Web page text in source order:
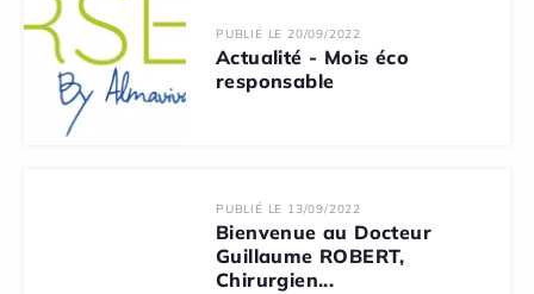
PUBLIÉ LE 20/09/2022
Actualité - Mois éco
responsable
PUBLIÉ LE 13/09/2022
Bienvenue au Docteur
Guillaume ROBERT,
Chirurgien...